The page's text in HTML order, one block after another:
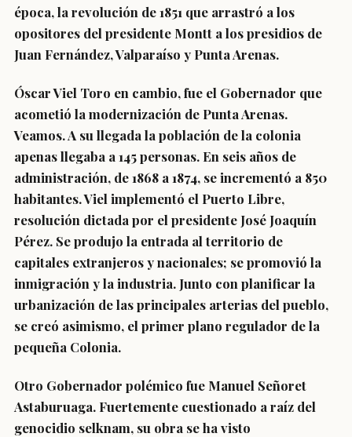
época, la revolución de 1851 que arrastró a los
opositores del presidente Montt a los presidios de
Juan Fernández, Valparaíso y Punta Arenas.
Óscar Viel Toro en cambio, fue el Gobernador que
acometió la modernización de Punta Arenas.
Veamos. A su llegada la población de la colonia
apenas llegaba a 145 personas. En seis años de
administración, de 1868 a 1874, se incrementó a 850
habitantes. Viel implementó el Puerto Libre,
resolución dictada por el presidente José Joaquín
Pérez. Se produjo la entrada al territorio de
capitales extranjeros y nacionales; se promovió la
inmigración y la industria. Junto con planificar la
urbanización de las principales arterias del pueblo,
se creó asimismo, el primer plano regulador de la
pequeña Colonia.
Otro Gobernador polémico fue Manuel Señoret
Astaburuaga. Fuertemente cuestionado a raíz del
genocidio selknam, su obra se ha visto